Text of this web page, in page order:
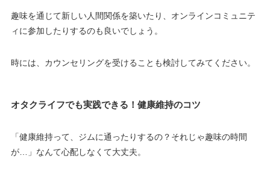
趣味を通じて新しい人間関係を築いたり、オンラインコミュニテ
ィに参加したりするのも良いでしょう。
時には、カウンセリングを受けることも検討してみてください。
オタクライフでも実践できる！健康維持のコツ
「健康維持って、ジムに通ったりするの？それじゃ趣味の時間
が…」なんて心配しなくて大丈夫。